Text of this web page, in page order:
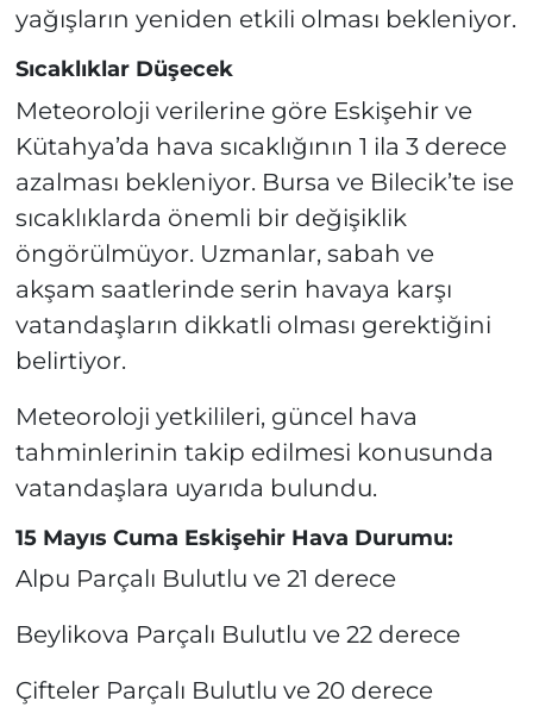
yağışların yeniden etkili olması bekleniyor.
Sıcaklıklar Düşecek
Meteoroloji verilerine göre Eskişehir ve
Kütahya’da hava sıcaklığının 1 ila 3 derece
azalması bekleniyor. Bursa ve Bilecik’te ise
sıcaklıklarda önemli bir değişiklik
öngörülmüyor. Uzmanlar, sabah ve
akşam saatlerinde serin havaya karşı
vatandaşların dikkatli olması gerektiğini
belirtiyor.
Meteoroloji yetkilileri, güncel hava
tahminlerinin takip edilmesi konusunda
vatandaşlara uyarıda bulundu.
15 Mayıs Cuma Eskişehir Hava Durumu:
Alpu Parçalı Bulutlu ve 21 derece
Beylikova Parçalı Bulutlu ve 22 derece
Çifteler Parçalı Bulutlu ve 20 derece